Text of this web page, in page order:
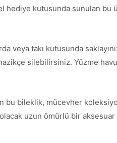
hediye kutusunda sunulan
veya takı kutusunda
silebilirsiniz. Yüzme
bu bileklik, mücevher
uzun ömürlü bir